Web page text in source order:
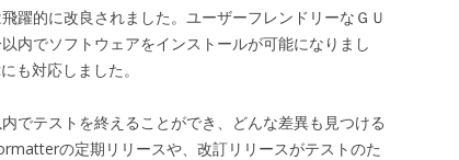
躍的に改良されました。ユーザーフレンドリーなＧＵ
内でソフトウェアをインストールが可能になりまし
も対応しました。
でテストを終えることができ、どんな差異も見つける
の定期リリースや、改訂リリースがテストのた